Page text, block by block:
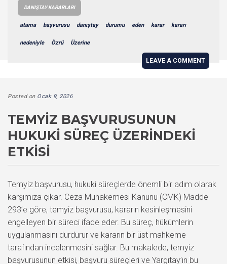
DANIŞTAY KARARLARI
atama başvurusu danıştay durumu eden karar kararı
nedeniyle Özrü Üzerine
LEAVE A COMMENT
Posted on Ocak 9, 2026
TEMYIZ BAŞVURUSUNUN
HUKUKI SÜREÇ ÜZERINDEKI
ETKISI
Temyiz başvurusu, hukuki süreçlerde önemli bir adım olarak
karşımıza çıkar. Ceza Muhakemesi Kanunu (CMK) Madde
293’e göre, temyiz başvurusu, kararın kesinleşmesini
engelleyen bir süreci ifade eder. Bu süreç, hükümlerin
uygulanmasını durdurur ve kararın bir üst mahkeme
tarafından incelenmesini sağlar. Bu makalede, temyiz
başvurusunun etkisi, başvuru süreçleri ve Yargıtay’ın bu